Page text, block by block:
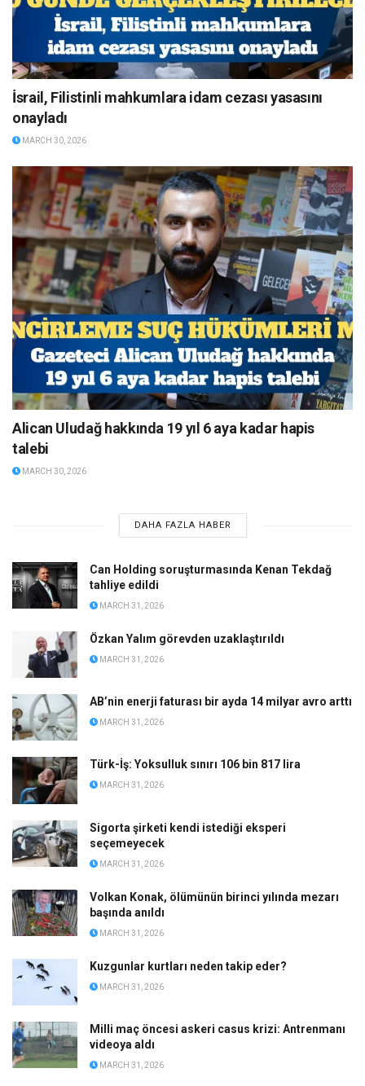
İsrail, Filistinli mahkumlara idam cezası yasasını
onayladı
MARCH 30, 2026
Alican Uludağ hakkında 19 yıl 6 aya kadar hapis
talebi
MARCH 30, 2026
DAHA FAZLA HABER
Can Holding soruşturmasında Kenan Tekdağ
tahliye edildi
MARCH 31, 2026
Özkan Yalım görevden uzaklaştırıldı
MARCH 31, 2026
AB’nin enerji faturası bir ayda 14 milyar avro arttı
MARCH 31, 2026
Türk-İş: Yoksulluk sınırı 106 bin 817 lira
MARCH 31, 2026
Sigorta şirketi kendi istediği eksperi
seçemeyecek
MARCH 31, 2026
Volkan Konak, ölümünün birinci yılında mezarı
başında anıldı
MARCH 31, 2026
Kuzgunlar kurtları neden takip eder?
MARCH 31, 2026
Milli maç öncesi askeri casus krizi: Antrenmanı
videoya aldı
MARCH 31, 2026